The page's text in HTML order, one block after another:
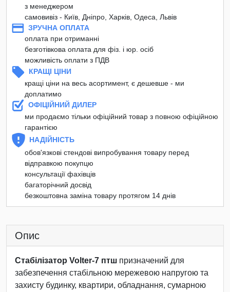
з менеджером
самовивіз - Київ, Дніпро, Харків, Одеса, Львів
ЗРУЧНА ОПЛАТА
оплата при отриманні
безготівкова оплата для фіз. і юр. осіб
можливість оплати з ПДВ
КРАЩІ ЦІНИ
кращі ціни на весь асортимент, є дешевше - ми
доплатимо
ОФІЦІЙНИЙ ДИЛЕР
ми продаємо тільки офіційний товар з повною офіційною
гарантією
НАДІЙНІСТЬ
обов'язкові стендові випробування товару перед
відправкою покупцю
консультації фахівців
багаторічний досвід
безкоштовна заміна товару протягом 14 днів
Опис
Стабілізатор Volter-7 птш призначений для
забезпечення стабільною мережевою напругою та
захисту будинку, квартири, обладнання, сумарною